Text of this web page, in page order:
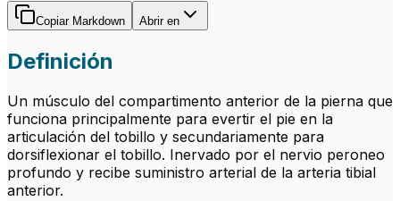
Copiar Markdown Abrir en
Definición
Un músculo del compartimento anterior de la pierna que
funciona principalmente para evertir el pie en la
articulación del tobillo y secundariamente para
dorsiflexionar el tobillo. Inervado por el nervio peroneo
profundo y recibe suministro arterial de la arteria tibial
anterior.